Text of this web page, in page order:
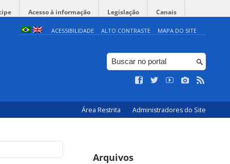
Acesso à informação Legislação Canais
ACESSIBILIDADE ALTO CONTRASTE MAPA DO SITE
Área Restrita Administradores do Site
Arquivos